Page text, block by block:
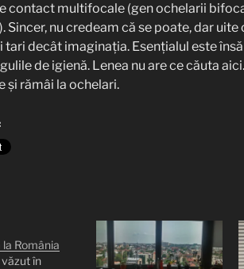
contact multifocale (gen ochelarii
Sincer, nu credeam că se poate, dar
tari decât imaginația. Esențialul este
de igienă. Lenea nu are ce căuta
și rămâi la ochelari.
România
în